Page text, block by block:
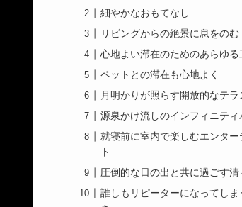
細やかなおもてなし
リビングからの絶景に息をのむ
心地よい滞在のためのあらゆる
ペットとの滞在も心地よく
月明かりが照らす開放的なテラ
源泉かけ流しのインフィニティ
就寝前に室内で楽しむエンター
ト
圧倒的な日の出と共に過ごす清
誰しもリピーターになってしま